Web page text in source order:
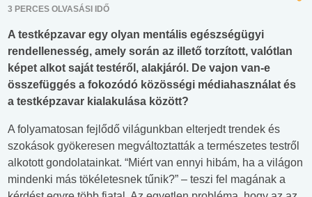
3 PERCES OLVASÁSI IDŐ
A testképzavar egy olyan mentális egészségügyi
rendellenesség, amely során az illető torzított, valótlan
képet alkot saját testéről, alakjáról. De vajon van-e
összefüggés a fokozódó közösségi médiahasználat és
a testképzavar kialakulása között?
A folyamatosan fejlődő világunkban elterjedt trendek és
szokások gyökeresen megváltoztatták a természetes testről
alkotott gondolatainkat. “Miért van ennyi hibám, ha a világon
mindenki más tökéletesnek tűnik?” – teszi fel magának a